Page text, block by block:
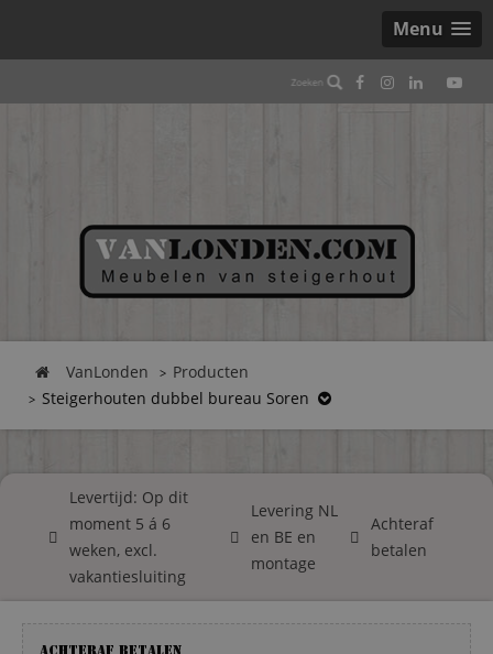
Menu
VanLonden
Producten
Steigerhouten dubbel bureau Soren
Levertijd: Op dit
moment 5 á 6
weken, excl.
vakantiesluiting
Levering NL
en BE en
montage
Achteraf
betalen